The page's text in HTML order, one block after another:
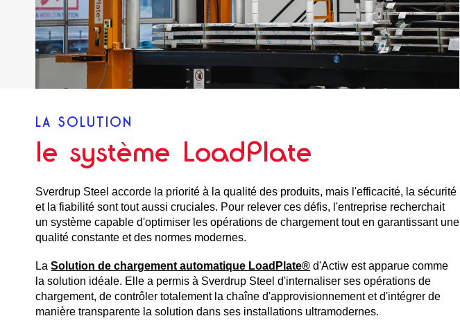
LA SOLUTION
le système LoadPlate
Sverdrup Steel accorde la priorité à la qualité des produits, mais l'efficacité, la sécurité
et la fiabilité sont tout aussi cruciales. Pour relever ces défis, l'entreprise recherchait
un système capable d'optimiser les opérations de chargement tout en garantissant une
qualité constante et des normes modernes.
LaSolution de chargement automatique LoadPlate® d'Actiw est apparue comme
la solution idéale. Elle a permis à Sverdrup Steel d'internaliser ses opérations de
chargement, de contrôler totalement la chaîne d'approvisionnement et d'intégrer de
manière transparente la solution dans ses installations ultramodernes.